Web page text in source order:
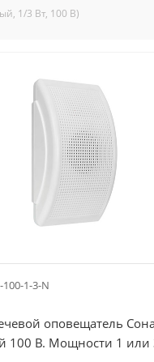
1/3 Вт, 100 В)
100-1-3-N
оповещатель
100 В. Мощности 1 или